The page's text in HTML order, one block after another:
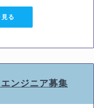
る
エンジニア募集